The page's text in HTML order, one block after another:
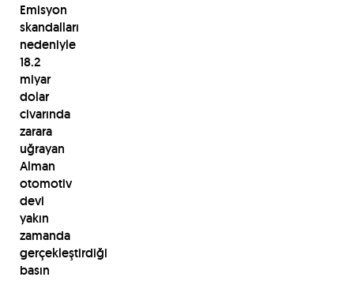
Emisyon
skandalları
nedeniyle
18.2
miyar
dolar
civarında
zarara
uğrayan
Alman
otomotiv
devi
yakın
zamanda
gerçekleştirdiği
basın